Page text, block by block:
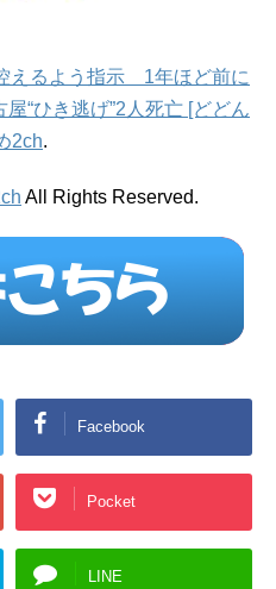
えるよう指示 1年ほど前に
“ひき逃げ”2人死亡 [どどん
2ch.
All Rights Reserved.
Facebook
Pocket
LINE